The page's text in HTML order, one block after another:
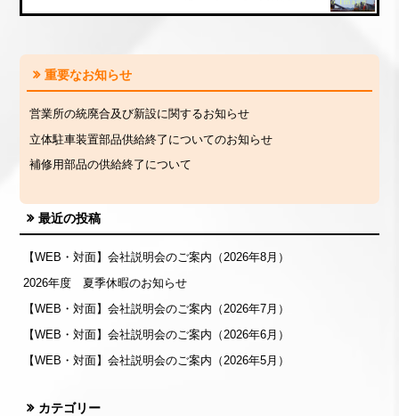
重要なお知らせ
営業所の統廃合及び新設に関するお知らせ
立体駐車装置部品供給終了についてのお知らせ
補修用部品の供給終了について
最近の投稿
【WEB・対面】会社説明会のご案内（2026年8月）
2026年度 夏季休暇のお知らせ
【WEB・対面】会社説明会のご案内（2026年7月）
【WEB・対面】会社説明会のご案内（2026年6月）
【WEB・対面】会社説明会のご案内（2026年5月）
カテゴリー